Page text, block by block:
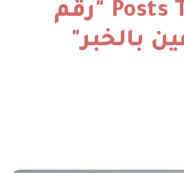
Posts Tagged "رقم
بالخبر"